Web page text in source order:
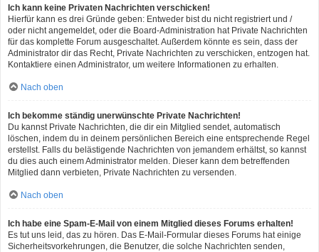
Ich kann keine Privaten Nachrichten verschicken!
Hierfür kann es drei Gründe geben: Entweder bist du nicht registriert und /
oder nicht angemeldet, oder die Board-Administration hat Private Nachrichten
für das komplette Forum ausgeschaltet. Außerdem könnte es sein, dass der
Administrator dir das Recht, Private Nachrichten zu verschicken, entzogen hat.
Kontaktiere einen Administrator, um weitere Informationen zu erhalten.
Nach oben
Ich bekomme ständig unerwünschte Private Nachrichten!
Du kannst Private Nachrichten, die dir ein Mitglied sendet, automatisch
löschen, indem du in deinem persönlichen Bereich eine entsprechende Regel
erstellst. Falls du belästigende Nachrichten von jemandem erhältst, so kannst
du dies auch einem Administrator melden. Dieser kann dem betreffenden
Mitglied dann verbieten, Private Nachrichten zu versenden.
Nach oben
Ich habe eine Spam-E-Mail von einem Mitglied dieses Forums erhalten!
Es tut uns leid, das zu hören. Das E-Mail-Formular dieses Forums hat einige
Sicherheitsvorkehrungen, die Benutzer, die solche Nachrichten senden,